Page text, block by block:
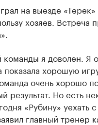
на выезде
хозяев. Встреча
я доволен. Я
хорошую
очень хорошо
результат. Но есть
«Рубину»
главный тренер